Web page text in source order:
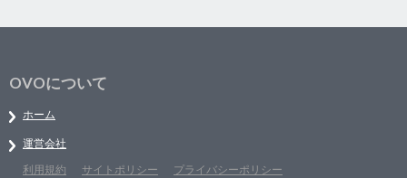
OVOについて
ホーム
運営会社
利用規約
サイトポリシー プライバシーポリシー